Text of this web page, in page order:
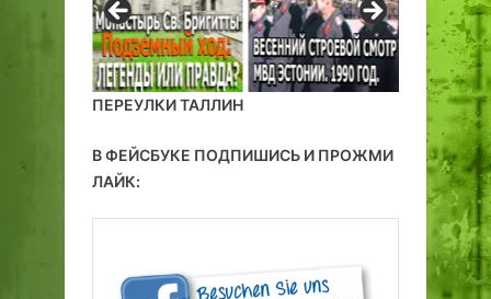
ПЕРЕУЛКИ ТАЛЛИН
В ФЕЙСБУКЕ ПОДПИШИСЬ И ПРОЖМИ
ЛАЙК: